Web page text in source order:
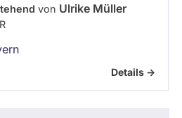
von Ulrike Müller
Details ->